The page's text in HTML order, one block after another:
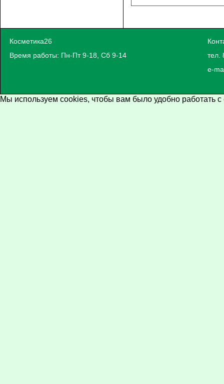
Косметика26
Время работы: Пн-Пт 9-18, Сб 9-14
тел.
e-
Мы используем cookies, чтобы вам было удобно работать с